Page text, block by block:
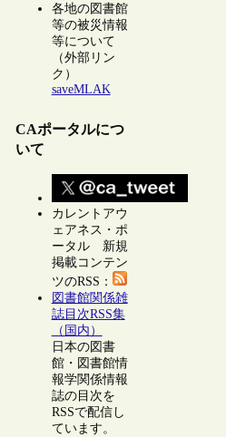
各地の図書館
等の被災情報
等について
（外部リン
ク）
saveMLAK
CAポータルにつ
いて
カレントアウ
ェアネス・ポ
ータル 新規
掲載コンテン
ツのRSS：
図書館関係雑
誌目次RSS集
（国内）
日本の図書
館・図書館情
報学関係情報
誌の目次を
RSSで配信し
ています。